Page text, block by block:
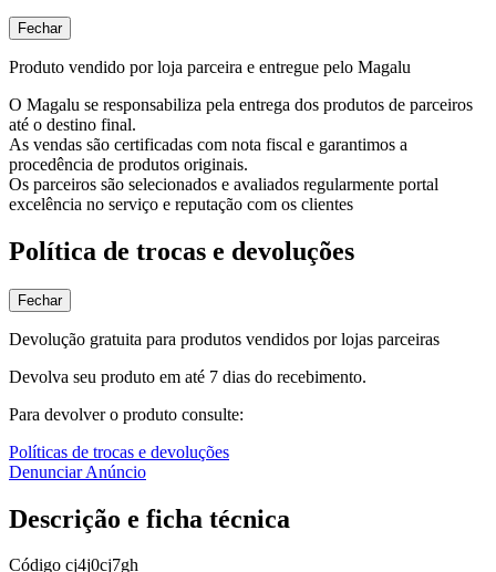
Fechar
Produto vendido por loja parceira e entregue pelo Magalu
O Magalu se responsabiliza pela entrega dos produtos de parceiros
até o destino final.
As vendas são certificadas com nota fiscal e garantimos a
procedência de produtos originais.
Os parceiros são selecionados e avaliados regularmente portal
excelência no serviço e reputação com os clientes
Política de trocas e devoluções
Fechar
Devolução gratuita para produtos vendidos por lojas parceiras
Devolva seu produto em até 7 dias do recebimento.
Para devolver o produto consulte:
Políticas de trocas e devoluções
Denunciar Anúncio
Descrição e ficha técnica
Código cj4j0cj7gh